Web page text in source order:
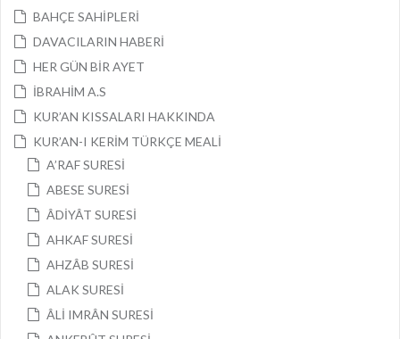
BAHÇE SAHİPLERİ
DAVACILARIN HABERİ
HER GÜN BİR AYET
İBRAHİM A.S
KUR’AN KISSALARI HAKKINDA
KUR’AN-I KERİM TÜRKÇE MEALİ
A’RAF SURESİ
ABESE SURESİ
ÂDİYÂT SURESİ
AHKAF SURESİ
AHZÂB SURESİ
ALAK SURESİ
ÂLİ IMRÂN SURESİ